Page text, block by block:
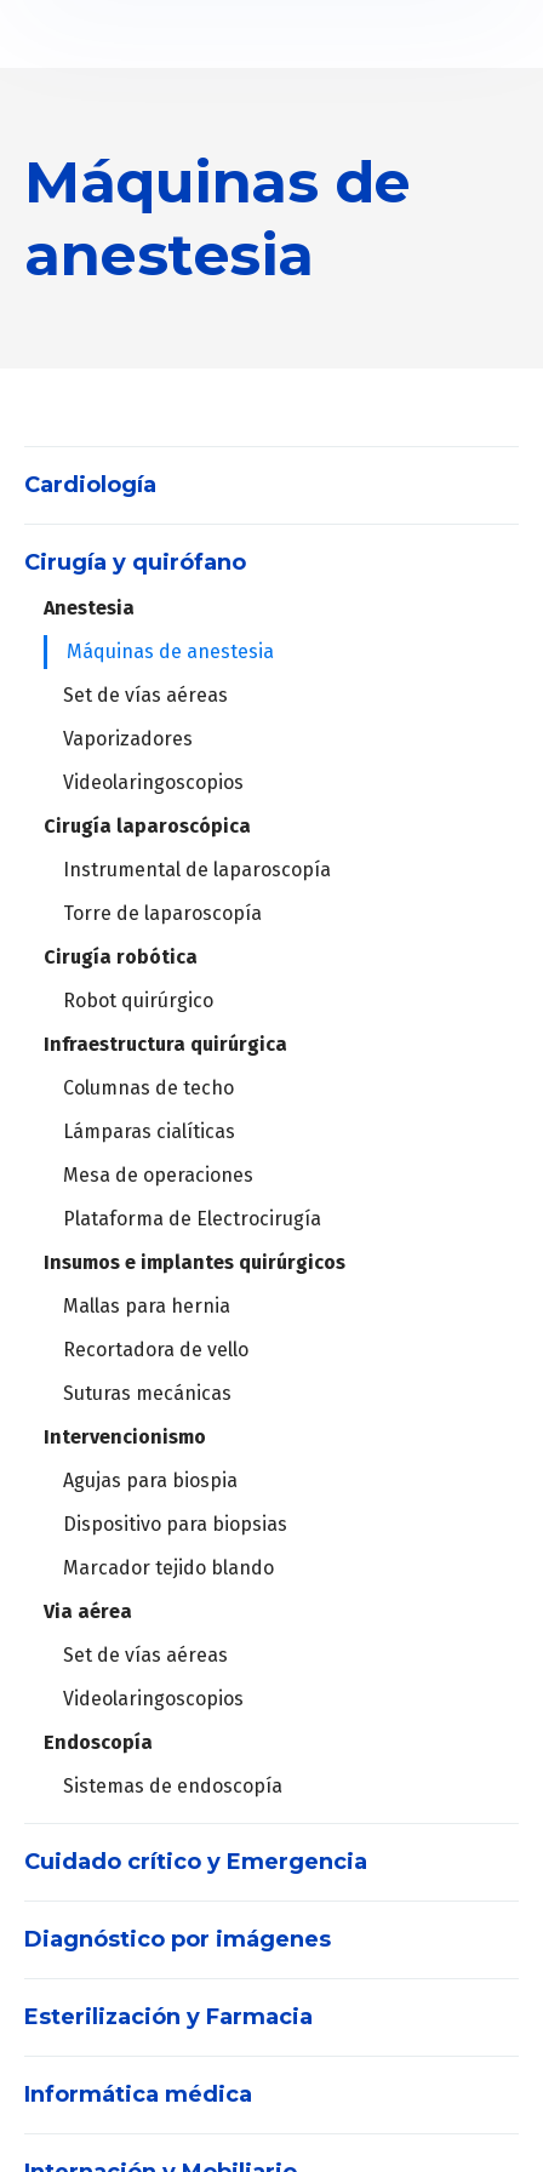
Máquinas de
anestesia
Cardiología
Electrocardiógrafos
Holter
MAPA
Estación cardiopulmonar
Ergometría
Ergoespirómetros
Cirugía y quirófano
Anestesia
Máquinas de anestesia
Set de vías aéreas
Vaporizadores
Videolaringoscopios
Cirugía laparoscópica
Instrumental de laparoscopía
Torre de laparoscopía
Cirugía robótica
Robot quirúrgico
Infraestructura quirúrgica
Columnas de techo
Lámparas cialíticas
Mesa de operaciones
Plataforma de Electrocirugía
Insumos e implantes quirúrgicos
Mallas para hernia
Recortadora de vello
Suturas mecánicas
Intervencionismo
Agujas para biospia
Dispositivo para biopsias
Marcador tejido blando
Via aérea
Set de vías aéreas
Videolaringoscopios
Endoscopía
Sistemas de endoscopía
Cuidado crítico y Emergencia
DEA
Central de Monitoreo
Diagnóstico por imágenes
Densitómetro
Esterilización y Farmacia
Consumibles
Informática médica